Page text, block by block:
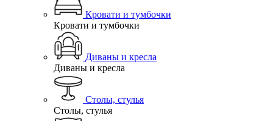
Кровати и тумбочки
Кровати и тумбочки
Диваны и кресла
Диваны и кресла
Столы, стулья
Столы, стулья